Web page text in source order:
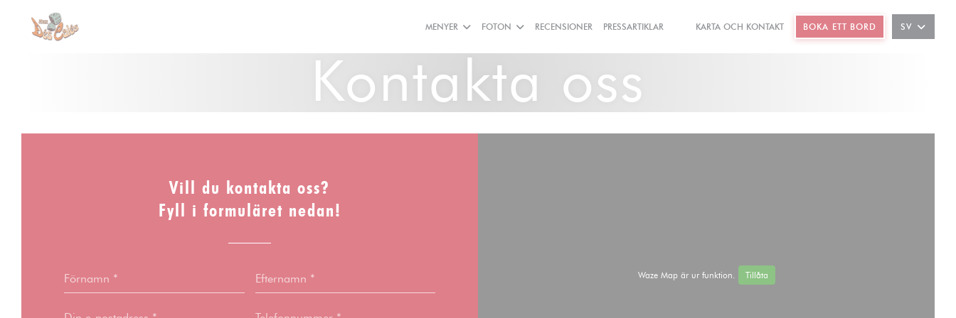
Cookie- hanteringspanel
MENYER FOTON RECENSIONER PRESSARTIKLAR
((ÖPPNAS I ETT NYTT FÖNSTER))
((ÖPPNAS I ETT NYTT FÖNSTER))
KARTA OCH KONTAKT BOKA ETT BORD SV
Kontakta oss
Vill du kontakta oss?
Fyll i formuläret nedan!
Waze Map är ur funktion. Tillåta